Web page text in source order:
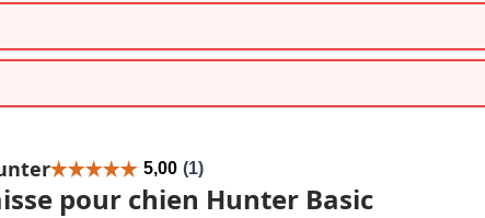
pour chien Hunter Basic